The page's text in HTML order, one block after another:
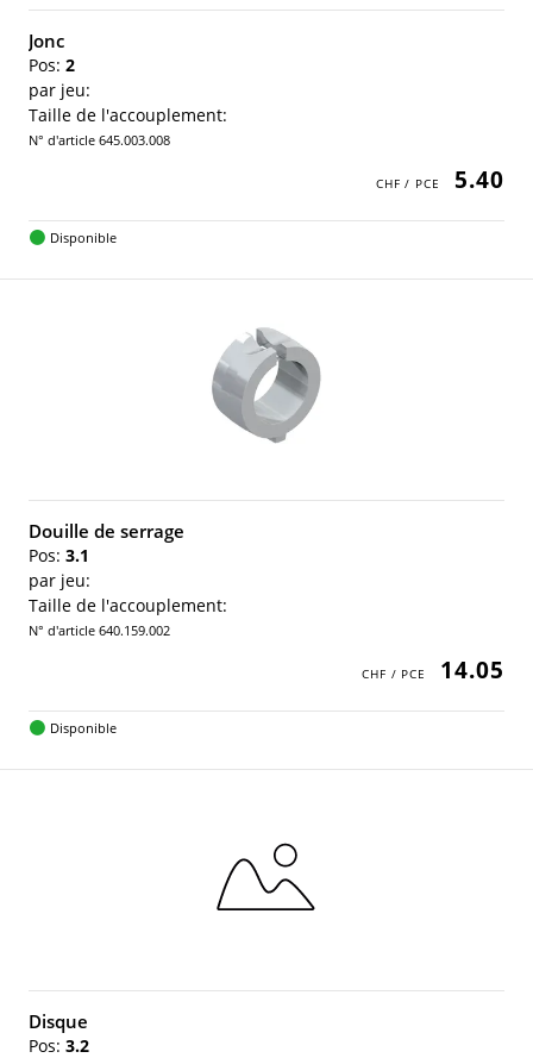
Jonc
Pos: 2
par jeu:
Taille de l'accouplement:
N° d'article 645.003.008
5.40
Disponible
Douille de serrage
Pos: 3.1
par jeu:
Taille de l'accouplement:
N° d'article 640.159.002
14.05
Disponible
Disque
Pos: 3.2